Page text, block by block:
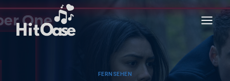
Zum
Inhalt
springen
FERNSEHEN